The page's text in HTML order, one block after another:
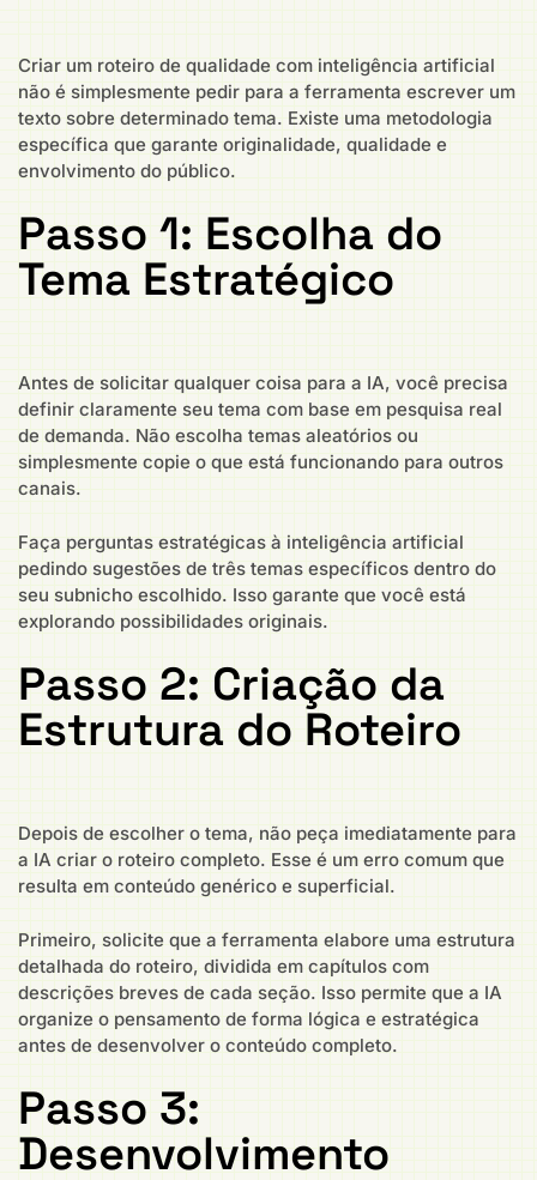
Criar um roteiro de qualidade com inteligência artificial
não é simplesmente pedir para a ferramenta escrever um
texto sobre determinado tema. Existe uma metodologia
específica que garante originalidade, qualidade e
envolvimento do público.
Passo 1: Escolha do
Tema Estratégico
Antes de solicitar qualquer coisa para a IA, você precisa
definir claramente seu tema com base em pesquisa real
de demanda. Não escolha temas aleatórios ou
simplesmente copie o que está funcionando para outros
canais.
Faça perguntas estratégicas à inteligência artificial
pedindo sugestões de três temas específicos dentro do
seu subnicho escolhido. Isso garante que você está
explorando possibilidades originais.
Passo 2: Criação da
Estrutura do Roteiro
Depois de escolher o tema, não peça imediatamente para
a IA criar o roteiro completo. Esse é um erro comum que
resulta em conteúdo genérico e superficial.
Primeiro, solicite que a ferramenta elabore uma estrutura
detalhada do roteiro, dividida em capítulos com
descrições breves de cada seção. Isso permite que a IA
organize o pensamento de forma lógica e estratégica
antes de desenvolver o conteúdo completo.
Passo 3:
Desenvolvimento